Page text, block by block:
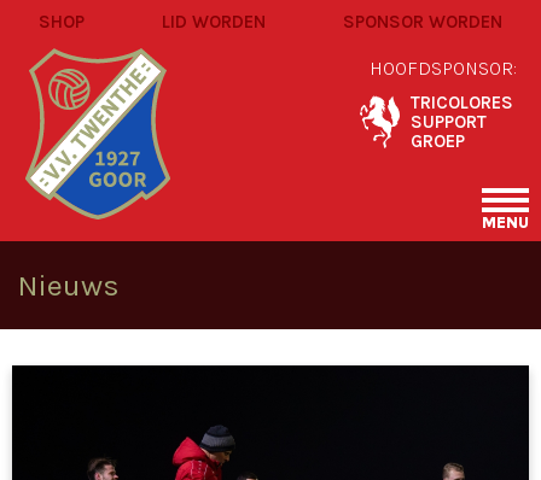
SHOP LID WORDEN SPONSOR WORDEN
HOOFDSPONSOR:
TRICOLORES
SUPPORT
GROEP
MENU
Nieuws